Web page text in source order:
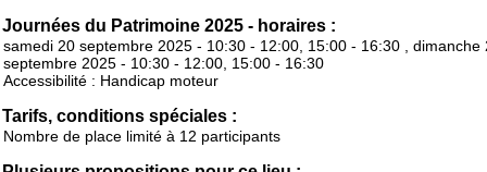
Journées du Patrimoine 2025 - horaires :
samedi 20 septembre 2025 - 10:30 - 12:00, 15:00 - 16:30 , dimanche
septembre 2025 - 10:30 - 12:00, 15:00 - 16:30
Accessibilité : Handicap moteur
Tarifs, conditions spéciales :
Nombre de place limité à 12 participants